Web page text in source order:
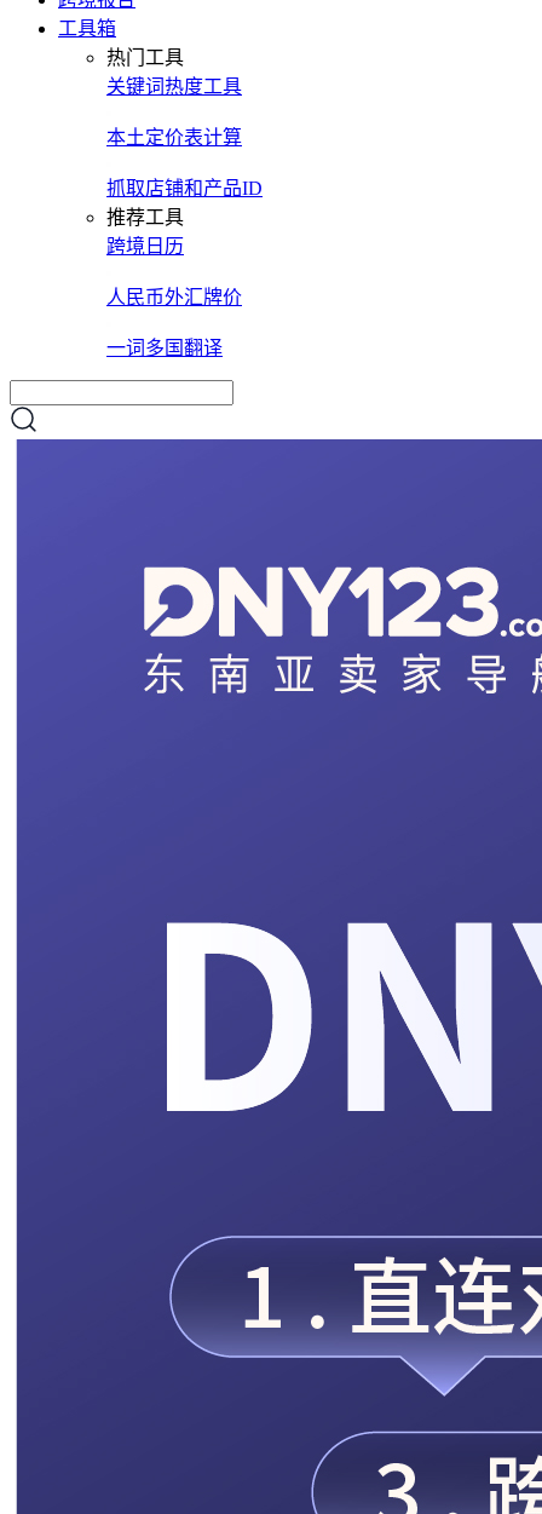
工具箱
热门工具
关键词热度工具
本土定价表计算
抓取店铺和产品ID
推荐工具
跨境日历
人民币外汇牌价
一词多国翻译